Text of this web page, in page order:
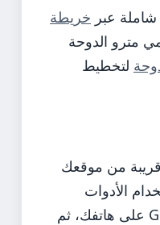
عبر خريطة
مترو الدوحة
لتخطيط
من موقعك
الأدوات
المناسبة. ابدأ بتفعيل نظام GPS على هاتفك، ثم